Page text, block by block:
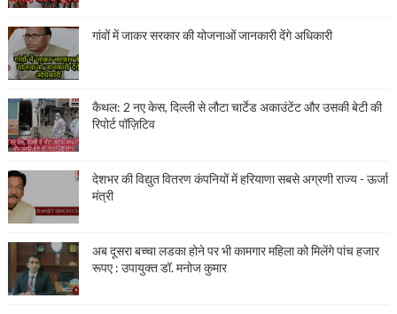
गांवों में जाकर सरकार की योजनाओं जानकारी देंगे अधिकारी
कैथल: 2 नए केस, दिल्ली से लौटा चार्टेड अकाउंटेंट और उसकी बेटी की
रिपोर्ट पॉज़िटिव
देशभर की विद्युत वितरण कंपनियों में हरियाणा सबसे अग्रणी राज्य - ऊर्जा
मंत्री
अब दूसरा बच्चा लडका होने पर भी कामगार महिला को मिलेंगे पांच हजार
रूपए : उपायुक्त डॉ. मनोज कुमार